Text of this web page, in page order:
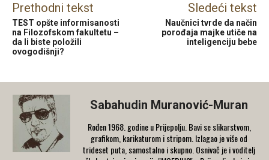
Prethodni tekst
TEST opšte informisanosti
na Filozofskom fakultetu –
da li biste položili
ovogodišnji?
Sledeći tekst
Naučnici tvrde da način
porođaja majke utiče na
inteligenciju bebe
Sabahudin Muranović-Muran
Rođen 1968. godine u Prijepolju. Bavi se slikarstvom,
grafikom, karikaturom i stripom. Izlagao je više od
trideset puta, samostalno i skupno. Osnivač je i voditelj